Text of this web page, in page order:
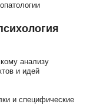
анализу
и идей
и специфические